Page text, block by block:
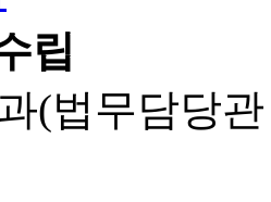
립
(법무담당